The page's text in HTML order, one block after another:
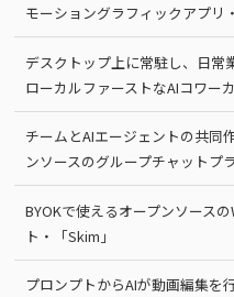
モーショングラフィックアプリ
デスクトップ上に常駐し、日常
ローカルファーストなAIコワー
チームとAIエージェントの共同
ンソースのグループチャットプ
BYOKで使えるオープンソース
ト・「Skim」
プロンプトからAIが動画編集を